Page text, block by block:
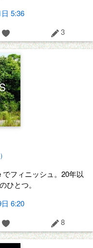
5:36
3
でフィニッシュ。20年以
ひとつ。
6:20
8